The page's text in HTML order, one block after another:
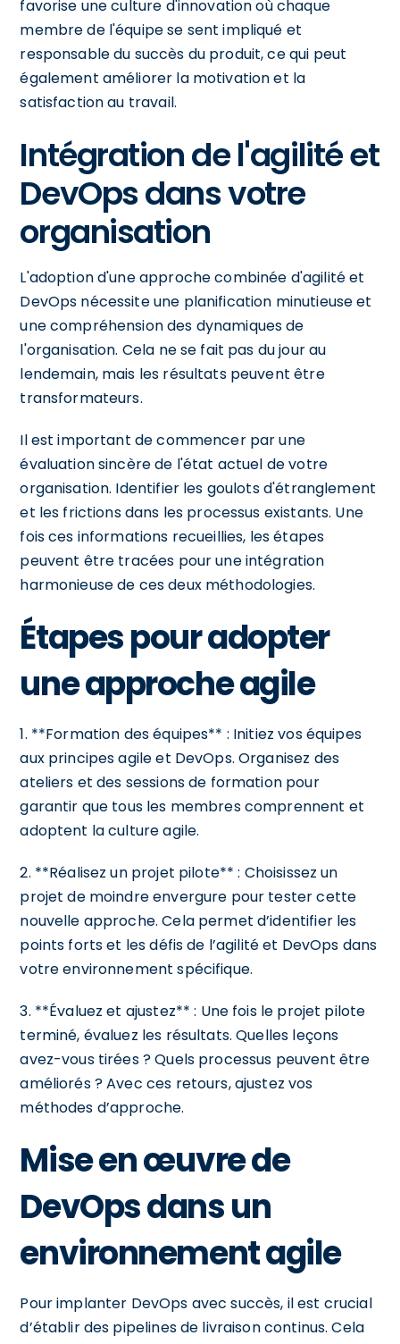
favorise une culture d'innovation où chaque
membre de l'équipe se sent impliqué et
responsable du succès du produit, ce qui peut
également améliorer la motivation et la
satisfaction au travail.
Intégration de l'agilité et
DevOps dans votre
organisation
L'adoption d'une approche combinée d'agilité et
DevOps nécessite une planification minutieuse et
une compréhension des dynamiques de
l'organisation. Cela ne se fait pas du jour au
lendemain, mais les résultats peuvent être
transformateurs.
Il est important de commencer par une
évaluation sincère de l'état actuel de votre
organisation. Identifier les goulots d'étranglement
et les frictions dans les processus existants. Une
fois ces informations recueillies, les étapes
peuvent être tracées pour une intégration
harmonieuse de ces deux méthodologies.
Étapes pour adopter
une approche agile
1. **Formation des équipes** : Initiez vos équipes
aux principes agile et DevOps. Organisez des
ateliers et des sessions de formation pour
garantir que tous les membres comprennent et
adoptent la culture agile.
2. **Réalisez un projet pilote** : Choisissez un
projet de moindre envergure pour tester cette
nouvelle approche. Cela permet d’identifier les
points forts et les défis de l’agilité et DevOps dans
votre environnement spécifique.
3. **Évaluez et ajustez** : Une fois le projet pilote
terminé, évaluez les résultats. Quelles leçons
avez-vous tirées ? Quels processus peuvent être
améliorés ? Avec ces retours, ajustez vos
méthodes d’approche.
Mise en œuvre de
DevOps dans un
environnement agile
Pour implanter DevOps avec succès, il est crucial
d’établir des pipelines de livraison continus. Cela